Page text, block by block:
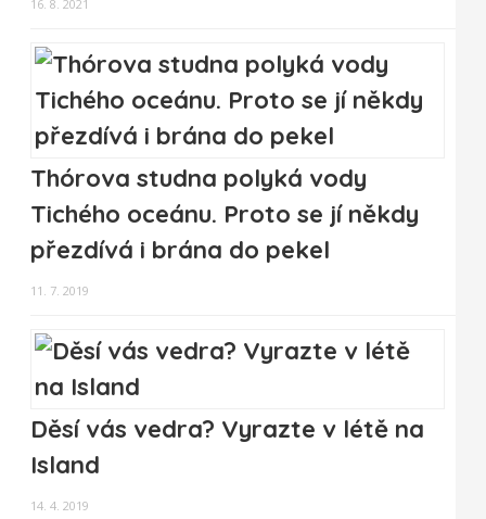
16. 8. 2021
Thórova studna polyká vody
Tichého oceánu. Proto se jí někdy
přezdívá i brána do pekel
11. 7. 2019
Děsí vás vedra? Vyrazte v létě na
Island
14. 4. 2019